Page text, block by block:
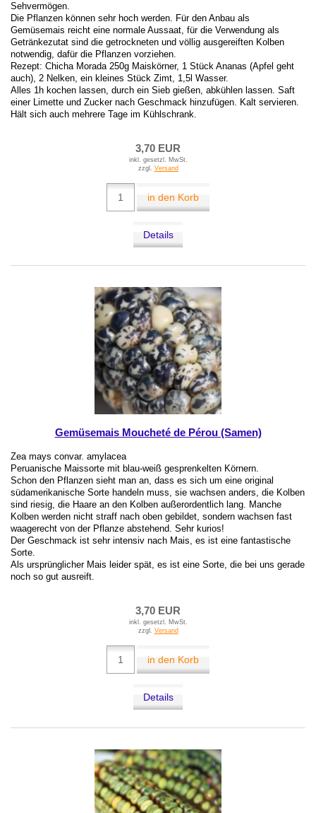
Sehvermögen.
Die Pflanzen können sehr hoch werden. Für den Anbau als
Gemüsemais reicht eine normale Aussaat, für die Verwendung als
Getränkezutat sind die getrockneten und völlig ausgereiften Kolben
notwendig, dafür die Pflanzen vorziehen.
Rezept: Chicha Morada 250g Maiskörner, 1 Stück Ananas (Apfel geht
auch), 2 Nelken, ein kleines Stück Zimt, 1,5l Wasser.
Alles 1h kochen lassen, durch ein Sieb gießen, abkühlen lassen. Saft
einer Limette und Zucker nach Geschmack hinzufügen. Kalt servieren.
Hält sich auch mehrere Tage im Kühlschrank.
3,70 EUR
inkl. gesetzl. MwSt.
zzgl. Versand
in den Korb
Details
Gemüsemais Moucheté de Pérou (Samen)
Zea mays convar. amylacea
Peruanische Maissorte mit blau-weiß gesprenkelten Körnern.
Schon den Pflanzen sieht man an, dass es sich um eine original
südamerikanische Sorte handeln muss, sie wachsen anders, die Kolben
sind riesig, die Haare an den Kolben außerordentlich lang. Manche
Kolben werden nicht straff nach oben gebildet, sondern wachsen fast
waagerecht von der Pflanze abstehend. Sehr kurios!
Der Geschmack ist sehr intensiv nach Mais, es ist eine fantastische
Sorte.
Als ursprünglicher Mais leider spät, es ist eine Sorte, die bei uns gerade
noch so gut ausreift.
3,70 EUR
inkl. gesetzl. MwSt.
zzgl. Versand
in den Korb
Details